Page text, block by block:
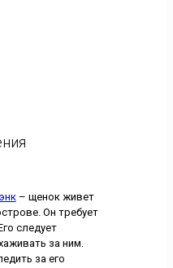
– щенок живет
Он требует
следует
за ним.
за его